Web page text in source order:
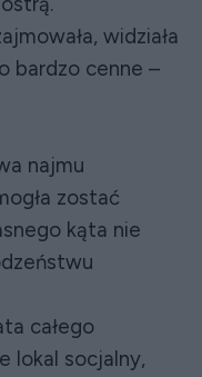
widziała
bardzo cenne –
najmu
zostać
kąta nie
całego
lokal socjalny,